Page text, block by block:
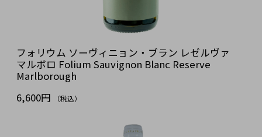
フォリウム ソーヴィニョン・ブラン レゼルヴァ
マルボロ Folium Sauvignon Blanc Reserve
Marlborough
6,600円
（税込）